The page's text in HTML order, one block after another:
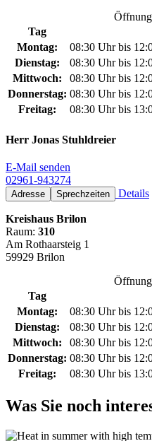
Tag
Montag:
08:30 Uhr bis
Dienstag:
08:30 Uhr bis
Mittwoch:
08:30 Uhr bis
Donnerstag: 08:30 Uhr bis
Freitag:
08:30 Uhr bis
Herr Jonas Stuhldreier
E-Mail senden
02961-943274
Adresse Sprechzeiten Details
Kreishaus Brilon
Raum: 310
Am Rothaarsteig 1
59929 Brilon
Tag
Montag:
08:30 Uhr bis
Dienstag:
08:30 Uhr bis
Mittwoch:
08:30 Uhr bis
Donnerstag: 08:30 Uhr bis
Freitag:
08:30 Uhr bis
Was Sie noch